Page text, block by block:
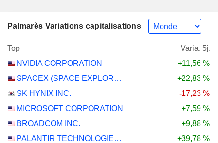
Palmarès Variations capitalisations
Top
Varia. 5j.
NVIDIA CORPORATION
+11,56 %
SPACEX (SPACE EXPLORATION TECHNOLOGIES)
+22,83 %
SK HYNIX INC.
-17,23 %
MICROSOFT CORPORATION
+7,59 %
BROADCOM INC.
+9,88 %
PALANTIR TECHNOLOGIES INC.
+39,78 %